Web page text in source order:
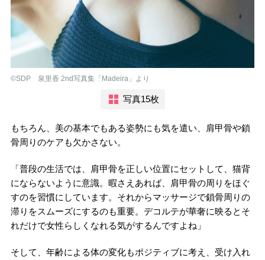
©︎SDP 泉里香 2nd写真集「Madeira」より
写真15枚
もちろん、美の基本でもある姿勢にも気を遣い、肩甲骨や鎖
骨周りのケアも欠かさない。
「普段の生活では、肩甲骨を正しい位置にセットして、猫背
にならないように意識。暇さえあれば、肩甲骨の周りをほぐ
すのを習慣にしています。それからマッサージで鎖骨周りの
滞りをスムーズにするのも重要。デコルテが華奢に映るとそ
れだけで女性らしくなれる気がするんですよね」
そして、年齢による体の変化もポジティブに考え、受け入れ